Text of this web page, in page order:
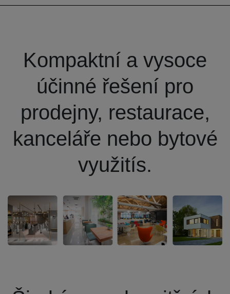
Kompaktní a vysoce
účinné řešení pro
prodejny, restaurace,
kanceláře nebo bytové
využitís.